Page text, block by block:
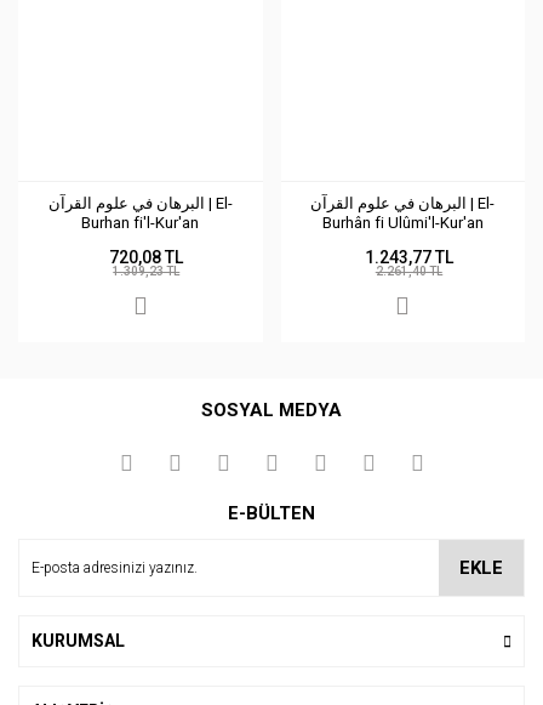
البرهان في علوم القرآن | El-
Burhan fi'l-Kur'an
720,08 TL
1.309,23 TL
البرهان في علوم القرآن | El-
Burhân fi Ulûmi'l-Kur'an
1.243,77 TL
2.261,40 TL
SOSYAL MEDYA
E-BÜLTEN
EKLE
KURUMSAL